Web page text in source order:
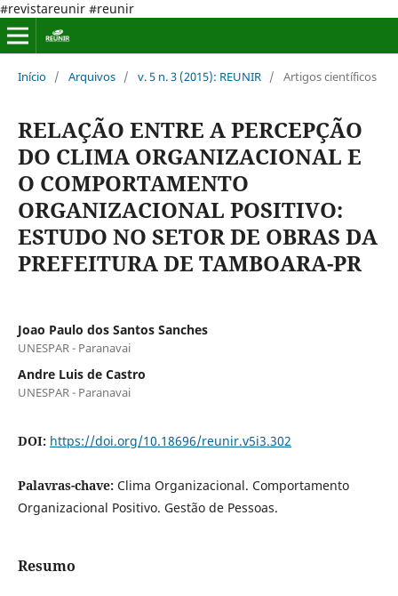
#revistareunir #reunir
Início / Arquivos / v. 5 n. 3 (2015): REUNIR / Artigos científicos
RELAÇÃO ENTRE A PERCEPÇÃO
DO CLIMA ORGANIZACIONAL E
O COMPORTAMENTO
ORGANIZACIONAL POSITIVO:
ESTUDO NO SETOR DE OBRAS DA
PREFEITURA DE TAMBOARA-PR
Joao Paulo dos Santos Sanches
UNESPAR - Paranavai
Andre Luis de Castro
UNESPAR - Paranavai
DOI: https://doi.org/10.18696/reunir.v5i3.302
Palavras-chave: Clima Organizacional. Comportamento
Organizacional Positivo. Gestão de Pessoas.
Resumo